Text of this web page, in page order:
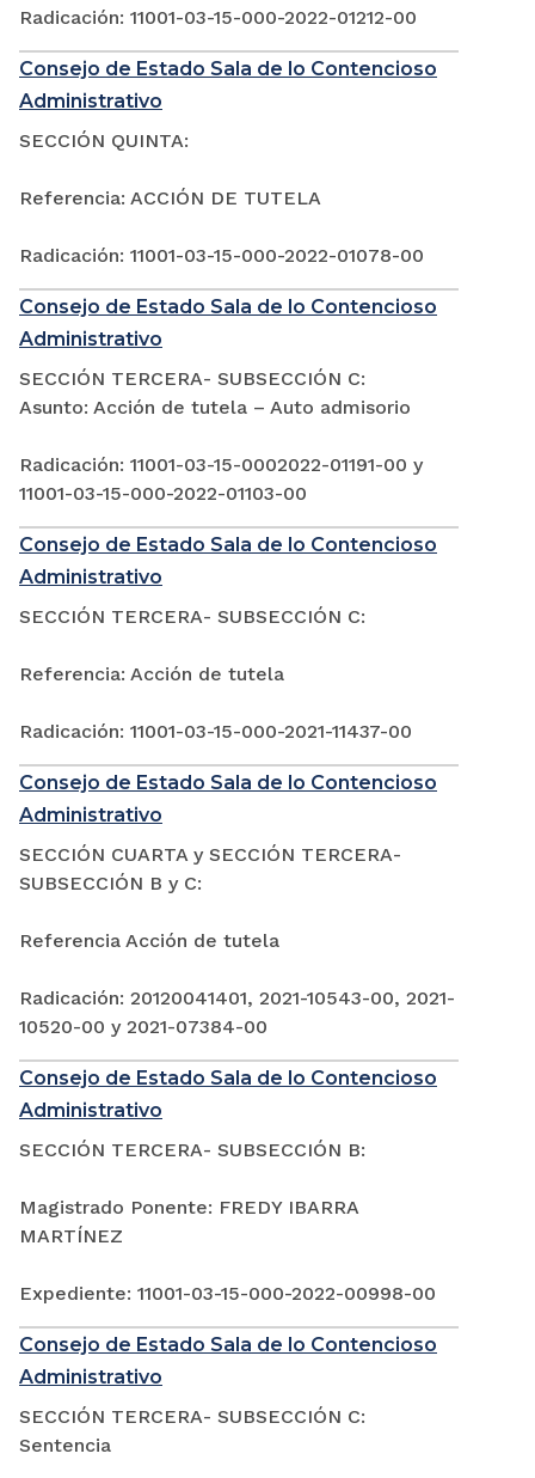
Radicación: 11001-03-15-000-2022-01212-00
Consejo de Estado Sala de lo Contencioso
Administrativo
SECCIÓN QUINTA:
Referencia: ACCIÓN DE TUTELA
Radicación: 11001-03-15-000-2022-01078-00
Consejo de Estado Sala de lo Contencioso
Administrativo
SECCIÓN TERCERA- SUBSECCIÓN C:
Asunto: Acción de tutela – Auto admisorio
Radicación: 11001-03-15-0002022-01191-00 y
11001-03-15-000-2022-01103-00
Consejo de Estado Sala de lo Contencioso
Administrativo
SECCIÓN TERCERA- SUBSECCIÓN C:
Referencia: Acción de tutela
Radicación: 11001-03-15-000-2021-11437-00
Consejo de Estado Sala de lo Contencioso
Administrativo
SECCIÓN CUARTA y SECCIÓN TERCERA-
SUBSECCIÓN B y C:
Referencia Acción de tutela
Radicación: 20120041401, 2021-10543-00, 2021-
10520-00 y 2021-07384-00
Consejo de Estado Sala de lo Contencioso
Administrativo
SECCIÓN TERCERA- SUBSECCIÓN B:
Magistrado Ponente: FREDY IBARRA
MARTÍNEZ
Expediente: 11001-03-15-000-2022-00998-00
Consejo de Estado Sala de lo Contencioso
Administrativo
SECCIÓN TERCERA- SUBSECCIÓN C:
Sentencia